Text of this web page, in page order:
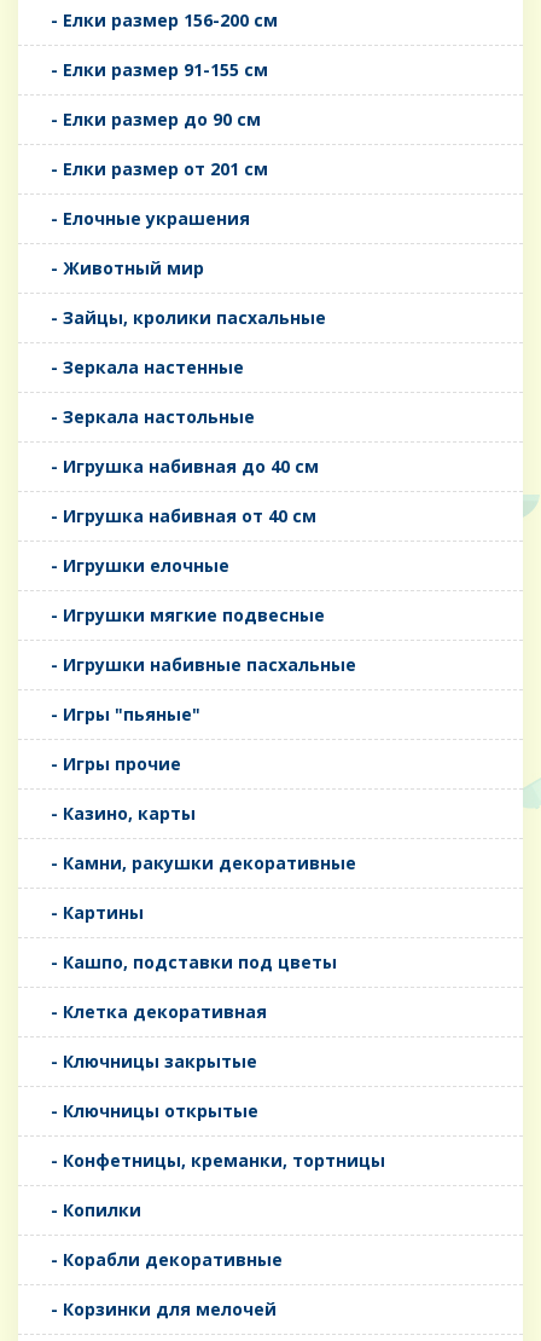
- Елки размер 156-200 см
- Елки размер 91-155 см
- Елки размер до 90 см
- Елки размер от 201 см
- Елочные украшения
- Животный мир
- Зайцы, кролики пасхальные
- Зеркала настенные
- Зеркала настольные
- Игрушка набивная до 40 см
- Игрушка набивная от 40 см
- Игрушки елочные
- Игрушки мягкие подвесные
- Игрушки набивные пасхальные
- Игры "пьяные"
- Игры прочие
- Казино, карты
- Камни, ракушки декоративные
- Картины
- Кашпо, подставки под цветы
- Клетка декоративная
- Ключницы закрытые
- Ключницы открытые
- Конфетницы, креманки, тортницы
- Копилки
- Корабли декоративные
- Корзинки для мелочей